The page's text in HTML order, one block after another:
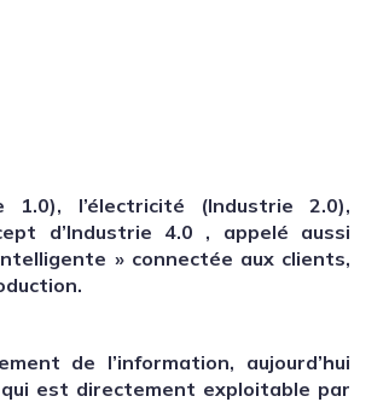
l’électricité (Industrie 2.0),
d’Industrie 4.0 , appelé aussi
» connectée aux clients,
de l’information, aujourd’hui
est directement exploitable par